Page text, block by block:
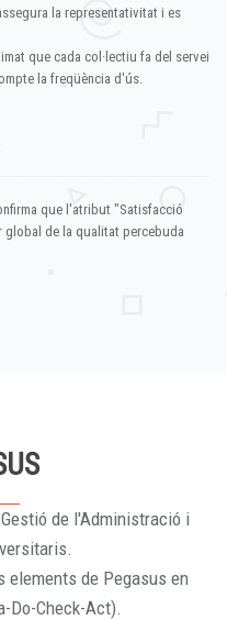
la representativitat i es
que cada col·lectiu fa del servei
la freqüència d'ús.
que l'atribut "Satisfacció
global de la qualitat percebuda
de l'Administració i
elements de Pegasus en
Do-Check-Act).